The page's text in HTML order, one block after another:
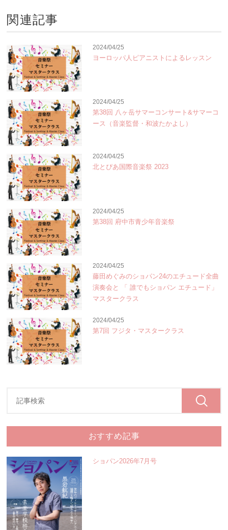
関連記事
2024/04/25
ヨーロッパ人ピアニストによるレッスン
2024/04/25
第38回 八ヶ岳サマーコンサート&サマーコ
ース（音楽監督・和波たかよし）
2024/04/25
北とぴあ国際音楽祭 2023
2024/04/25
第38回 府中市青少年音楽祭
2024/04/25
藤田めぐみのショパン24のエチュード全曲
演奏会と 「 誰でもショパン エチュード」
マスタークラス
2024/04/25
第7回 フジタ・マスタークラス
おすすめ記事
ショパン2026年7月号